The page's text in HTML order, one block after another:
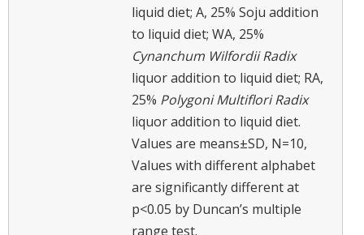
liquid diet; A, 25% Soju addition
to liquid diet; WA, 25%
Cynanchum Wilfordii Radix
liquor addition to liquid diet; RA,
25% Polygoni Multiflori Radix
liquor addition to liquid diet.
Values are means±SD, N=10,
Values with different alphabet
are significantly different at
p<0.05 by Duncan’s multiple
range test.